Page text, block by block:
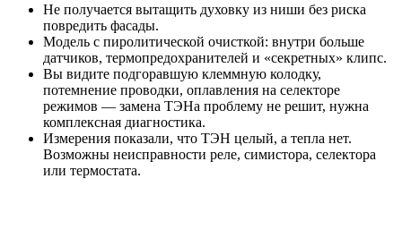
Не получается вытащить духовку из ниши без риска
повредить фасады.
Модель с пиролитической очисткой: внутри больше
датчиков, термопредохранителей и «секретных» клипс.
Вы видите подгоравшую клеммную колодку,
потемнение проводки, оплавления на селекторе
режимов — замена ТЭНа проблему не решит, нужна
комплексная диагностика.
Измерения показали, что ТЭН целый, а тепла нет.
Возможны неисправности реле, симистора, селектора
или термостата.